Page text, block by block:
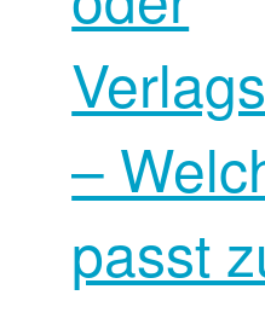
–
passt